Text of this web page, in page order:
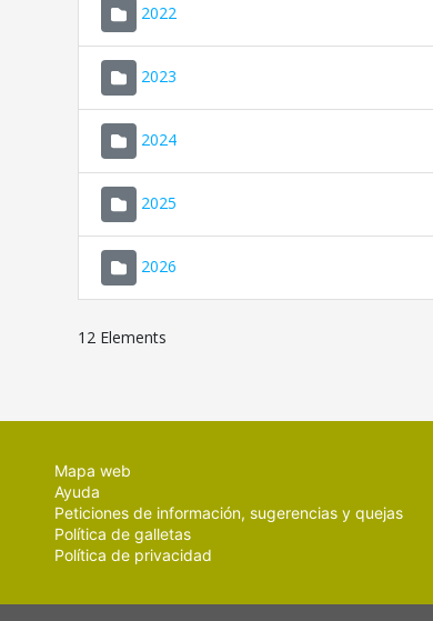
2022
2023
2024
2025
2026
12 Elements
Mapa web
Ayuda
Peticiones de información, sugerencias y quejas
Política de galletas
Política de privacidad